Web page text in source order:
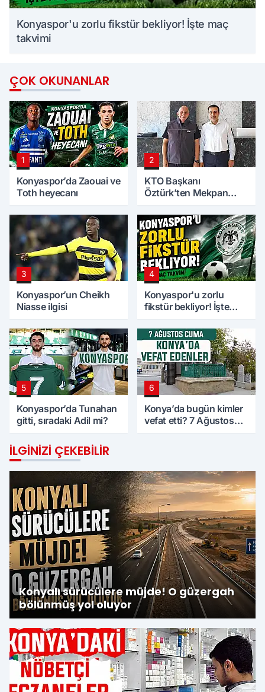
Konyaspor'u zorlu fikstür bekliyor! İşte maç
takvimi
ÇOK OKUNANLAR
1
Konyaspor’da Zaouai ve
Toth heyecanı
2
KTO Başkanı
Öztürk’ten Mekpan
3
Konyaspor’un Cheikh
Niasse ilgisi
4
Konyaspor'u zorlu
fikstür bekliyor! İşte
5
Konyaspor’da Tunahan
gitti, sıradaki Adil mi?
6
Konya’da bugün kimler
vefat etti? 7 Ağustos
İLGINIZI ÇEKEBILIR
Konyalı sürücülere müjde! O güzergah
bölünmüş yol oluyor